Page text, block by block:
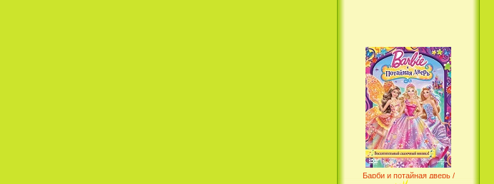
Барби и потайная дверь /
Barbie and the Secret Door
(2014)